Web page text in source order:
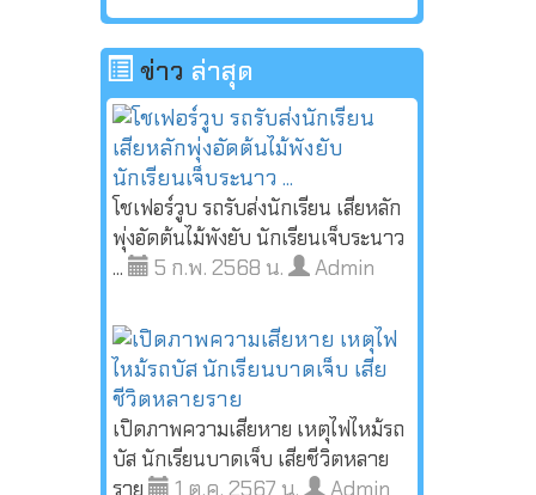
ข่าว ล่าสุด
โชเฟอร์วูบ รถรับส่งนักเรียน เสียหลัก
พุ่งอัดต้นไม้พังยับ นักเรียนเจ็บระนาว
...
5 ก.พ. 2568 น. Admin
เปิดภาพความเสียหาย เหตุไฟไหม้รถ
บัส นักเรียนบาดเจ็บ เสียชีวิตหลาย
ราย
1 ต.ค. 2567 น. Admin